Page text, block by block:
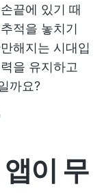
끝에 있기 때
적을 놓치기
해지는 시대입
을 유지하고
까요?
이 무